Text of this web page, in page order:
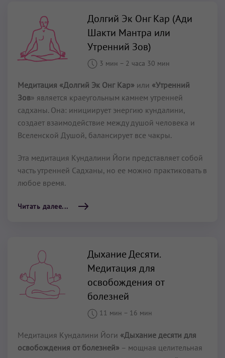
Долгий Эк Онг Кар (Ади
Шакти Мантра или
Утренний Зов)
3 мин – 2 часа 30 мин
Медитация «Долгий Эк Онг Кар» или «Утренний
Зов» является краеугольным камнем утренней
садханы. Она: инициирует энергию кундалини,
создает взаимодействие между душой человека и
Вселенской Душой, балансирует все чакры.
Эта медитация Кундалини Йоги представляет собой
часть утренней Садханы, но ее можно практиковать в
любое время.
Читать далее...
Дыхание Десяти.
Медитация для
освобождения от
болезней
11 мин – 16 мин
Медитация Кундалини Йоги «Дыхание десяти для
освобождения от болезней» – мощная целительная